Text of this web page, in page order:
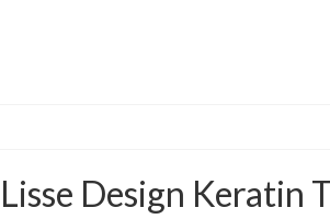
Lisse Design Keratin